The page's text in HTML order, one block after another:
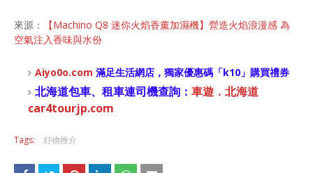
來源：
【Machino Q8 迷你火焰香薰加濕機】營造火焰浪漫感 為
空氣注入香味與水份
Aiyo0o.com 滿足生活網店， 獨家優惠碼「k10 」購買禮券
北海道包車、租車連司機查詢： 車遊．北海道
car4tourjp.com
Tags: 好物推介